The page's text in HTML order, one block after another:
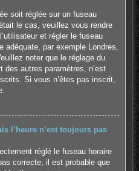
soit réglée sur un fuseau
le cas, veuillez vous rendre
et régler le fuseau
adéquate, par exemple Londres,
noter que le réglage du
des autres paramètres, n’est
Si vous n’êtes pas inscrit,
l’heure n’est toujours pas
réglé le fuseau horaire
correcte, il est probable que